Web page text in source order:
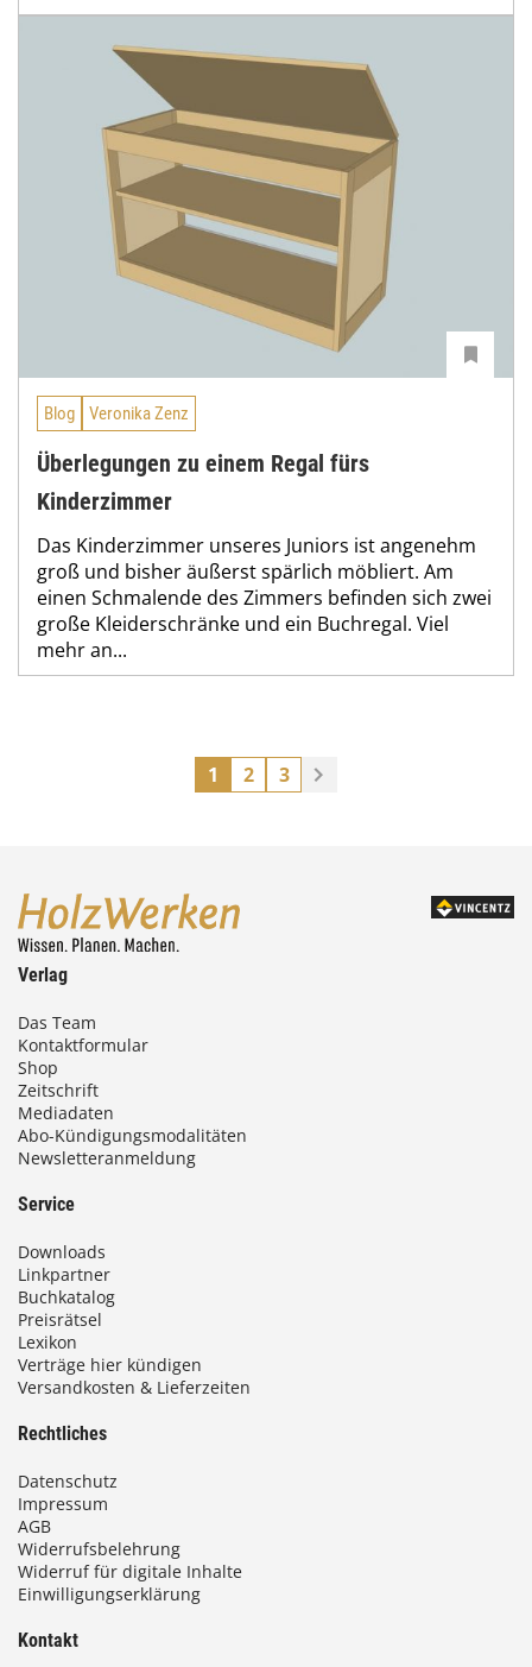
Blog Veronika Zenz
Überlegungen zu einem Regal fürs
Kinderzimmer
Das Kinderzimmer unseres Juniors ist angenehm
groß und bisher äußerst spärlich möbliert. Am
einen Schmalende des Zimmers befinden sich zwei
große Kleiderschränke und ein Buchregal. Viel
mehr an...
1 2 3
Verlag
Das Team
Kontaktformular
Shop
Zeitschrift
Mediadaten
Abo-Kündigungsmodalitäten
Newsletteranmeldung
Service
Downloads
Linkpartner
Buchkatalog
Preisrätsel
Lexikon
Verträge hier kündigen
Versandkosten & Lieferzeiten
Rechtliches
Datenschutz
Impressum
AGB
Widerrufsbelehrung
Widerruf für digitale Inhalte
Einwilligungserklärung
Kontakt